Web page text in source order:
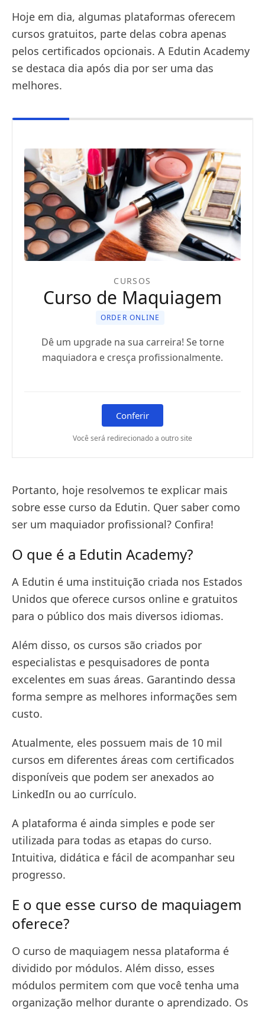
Hoje em dia, algumas plataformas oferecem
cursos gratuitos, parte delas cobra apenas
pelos certificados opcionais. A Edutin Academy
se destaca dia após dia por ser uma das
melhores.
CURSOS
Curso de Maquiagem
ORDER ONLINE
Dê um upgrade na sua carreira! Se torne
maquiadora e cresça profissionalmente.
Conferir
Você será redirecionado a outro site
Portanto, hoje resolvemos te explicar mais
sobre esse curso da Edutin. Quer saber como
ser um maquiador profissional? Confira!
O que é a Edutin Academy?
A Edutin é uma instituição criada nos Estados
Unidos que oferece cursos online e gratuitos
para o público dos mais diversos idiomas.
Além disso, os cursos são criados por
especialistas e pesquisadores de ponta
excelentes em suas áreas. Garantindo dessa
forma sempre as melhores informações sem
custo.
Atualmente, eles possuem mais de 10 mil
cursos em diferentes áreas com certificados
disponíveis que podem ser anexados ao
LinkedIn ou ao currículo.
A plataforma é ainda simples e pode ser
utilizada para todas as etapas do curso.
Intuitiva, didática e fácil de acompanhar seu
progresso.
E o que esse curso de maquiagem
oferece?
O curso de maquiagem nessa plataforma é
dividido por módulos. Além disso, esses
módulos permitem com que você tenha uma
organização melhor durante o aprendizado. Os